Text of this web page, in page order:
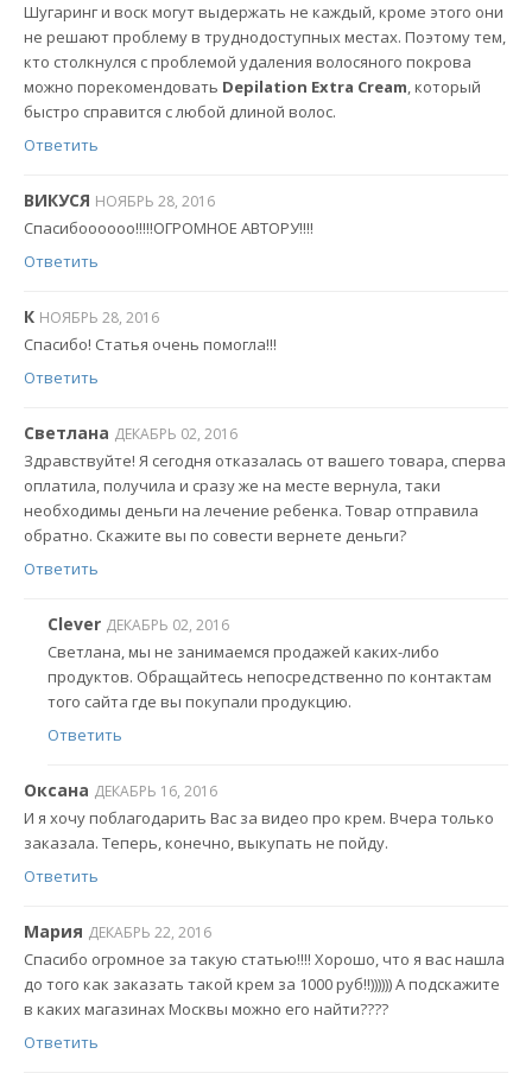
Шугаринг и воск могут выдержать не каждый, кроме этого они
не решают проблему в труднодоступных местах. Поэтому тем,
кто столкнулся с проблемой удаления волосяного покрова
можно порекомендовать Depilation Extra Cream, который
быстро справится с любой длиной волос.
Ответить
ВИКУСЯ НОЯБРЬ 28, 2016
Спасибоооооо!!!!!ОГРОМНОЕ АВТОРУ!!!!
Ответить
К НОЯБРЬ 28, 2016
Спасибо! Статья очень помогла!!!
Ответить
Светлана ДЕКАБРЬ 02, 2016
Здравствуйте! Я сегодня отказалась от вашего товара, сперва
оплатила, получила и сразу же на месте вернула, таки
необходимы деньги на лечение ребенка. Товар отправила
обратно. Скажите вы по совести вернете деньги?
Ответить
Clever ДЕКАБРЬ 02, 2016
Светлана, мы не занимаемся продажей каких-либо
продуктов. Обращайтесь непосредственно по контактам
того сайта где вы покупали продукцию.
Ответить
Оксана ДЕКАБРЬ 16, 2016
И я хочу поблагодарить Вас за видео про крем. Вчера только
заказала. Теперь, конечно, выкупать не пойду.
Ответить
Мария ДЕКАБРЬ 22, 2016
Спасибо огромное за такую статью!!!! Хорошо, что я вас нашла
до того как заказать такой крем за 1000 руб!!)))))) А подскажите
в каких магазинах Москвы можно его найти????
Ответить